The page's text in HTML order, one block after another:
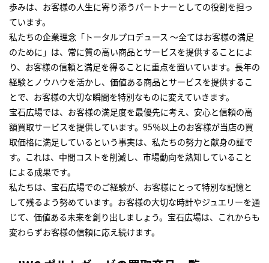
歩みは、お客様の人生に寄り添うパートナーとしての役割を担っ
ています。
私たちの企業理念「トータルプロデュース ～全てはお客様の満足
のために」は、常に質の高い商品とサービスを提供することによ
り、お客様の信頼と満足を得ることに重点を置いています。長年の
経験とノウハウを活かし、価値ある商品とサービスを提供するこ
とで、お客様の大切な瞬間を特別なものに変えていきます。
宝石広場では、お客様の満足度を最優先に考え、安心と信頼の高
額買取サービスを提供しています。95％以上のお客様が当店の買
取価格に満足しているという事実は、私たちの努力と献身の証で
す。これは、中間コストを削減し、市場動向を熟知していること
による成果です。
私たちは、宝石広場でのご経験が、お客様にとって特別な記憶と
して残るよう努めています。お客様の大切な時計やジュエリーを通
じて、価値ある未来を創り出しましょう。宝石広場は、これからも
変わらずお客様の信頼に応え続けます。